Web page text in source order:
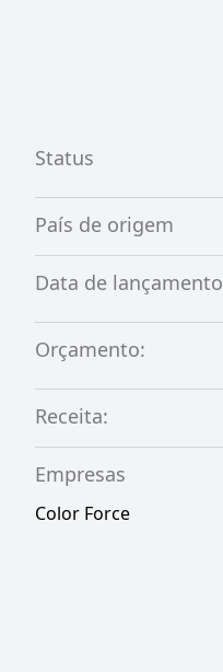
Status
País de origem
Data de lançamento
Orçamento:
Receita:
Empresas
Color Force